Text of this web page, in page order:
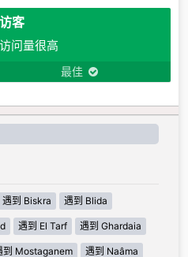
访客
访问量很高
最佳
遇到 Biskra 遇到 Blida
遇到 El Tarf 遇到 Ghardaia
到 Mostaganem 遇到 Naâma